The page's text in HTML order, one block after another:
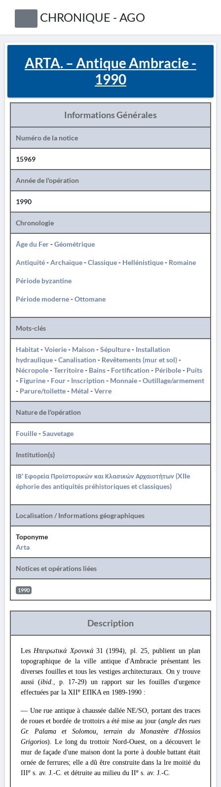
CHRONIQUE - AGO
ARTA. – Antique Ambracie -
1990
Informations Générales
Numéro de la notice
15969
Année de l'opération
1990
Chronologie
Âge du Fer-Géométrique
Antiquité-Archaïque-Classique- Hellénistique- Romaine
Période byzantine
Période moderne-Ottomane
Mots-clés
Habitat-Voierie- Maison-Sépulture- Installation
hydraulique-Canalisation- Revêtements (mur et sol)-
Nécropole-Territoire- Bains- Fortification- Péribole- Puits
- Figurine- Four- Inscription- Monnaie-Outillage/armement
- Parure/toilette- Métal -Verre
Nature de l'opération
Fouille-Sauvetage
Institution(s)
ΙΒ' Εφορεία Προϊστορικών και Κλασικών Αρχαιοτήτων (XIIe
éphorie des antiquités préhistoriques et classiques)
Localisation / Informations géographiques
Toponyme
Arta
Notices et opérations liées
1990
Description
LesΗπειρωτικά Χρονικά31 (1994), pl. 25, publient un plan
topographique de la ville antique d'Ambracie présentant les
diverses fouilles et tous les vestiges architecturaux. On y trouve
aussi (ibid., p. 17-29) un rapport sur les fouilles d'urgence
effectuées par la XIIe ΕΠΚΑ en 1989-1990 :
— Une rue antique à chaussée dallée NE/SO, portant des traces
de roues et bordée de trottoirs a été mise au jour (angle des rues
Gr. Palama et Solomou, terrain du Monastère d'Hossios
Grigorios). Le long du trottoir Nord-Ouest, on a découvert le
mur de façade d'une maison dont la porte à double battant était
ornée de ferrures; elle a dû être construite dans la lre moitié du
IIIe s. av. J.-C. et détruite au milieu du IIe s. av. J.-C.